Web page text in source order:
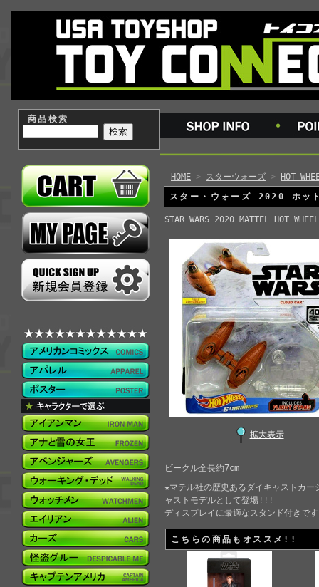
商品検索
HOME > スターウォーズ >
HOT
スター・ウォーズ 2020 ホッ
STAR WARS 2020 MATTEL HOT
拡大表示
ビークル全長約7cm
★マテル社の歴史あるダイキャストカー
ャストモデルとして登場!!!
ディスプレイに最適なスタンド付きで
こちらの商品もオススメ!!